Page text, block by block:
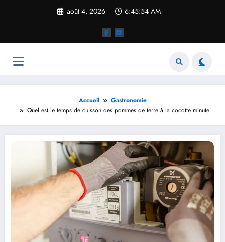
août 4, 2026 6:45:55 AM
Accueil
Gastronomie
Quel est le temps de cuisson des pommes de terre à la cocotte minute